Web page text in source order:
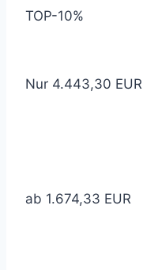
TOP-10%
Nur 4.443,30 EUR
ab 1.674,33 EUR